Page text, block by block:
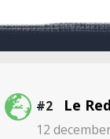
#2 Le
12